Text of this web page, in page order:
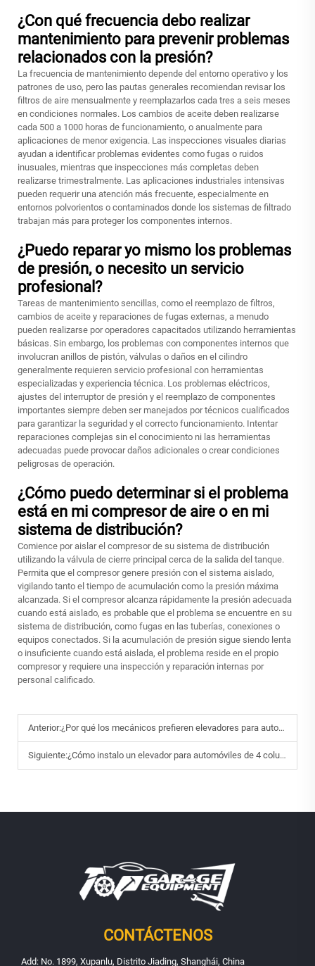
¿Con qué frecuencia debo realizar
mantenimiento para prevenir problemas
relacionados con la presión?
La frecuencia de mantenimiento depende del entorno operativo y los
patrones de uso, pero las pautas generales recomiendan revisar los
filtros de aire mensualmente y reemplazarlos cada tres a seis meses
en condiciones normales. Los cambios de aceite deben realizarse
cada 500 a 1000 horas de funcionamiento, o anualmente para
aplicaciones de menor exigencia. Las inspecciones visuales diarias
ayudan a identificar problemas evidentes como fugas o ruidos
inusuales, mientras que inspecciones más completas deben
realizarse trimestralmente. Las aplicaciones industriales intensivas
pueden requerir una atención más frecuente, especialmente en
entornos polvorientos o contaminados donde los sistemas de filtrado
trabajan más para proteger los componentes internos.
¿Puedo reparar yo mismo los problemas
de presión, o necesito un servicio
profesional?
Tareas de mantenimiento sencillas, como el reemplazo de filtros,
cambios de aceite y reparaciones de fugas externas, a menudo
pueden realizarse por operadores capacitados utilizando herramientas
básicas. Sin embargo, los problemas con componentes internos que
involucran anillos de pistón, válvulas o daños en el cilindro
generalmente requieren servicio profesional con herramientas
especializadas y experiencia técnica. Los problemas eléctricos,
ajustes del interruptor de presión y el reemplazo de componentes
importantes siempre deben ser manejados por técnicos cualificados
para garantizar la seguridad y el correcto funcionamiento. Intentar
reparaciones complejas sin el conocimiento ni las herramientas
adecuadas puede provocar daños adicionales o crear condiciones
peligrosas de operación.
¿Cómo puedo determinar si el problema
está en mi compresor de aire o en mi
sistema de distribución?
Comience por aislar el compresor de su sistema de distribución
utilizando la válvula de cierre principal cerca de la salida del tanque.
Permita que el compresor genere presión con el sistema aislado,
vigilando tanto el tiempo de acumulación como la presión máxima
alcanzada. Si el compresor alcanza rápidamente la presión adecuada
cuando está aislado, es probable que el problema se encuentre en su
sistema de distribución, como fugas en las tuberías, conexiones o
equipos conectados. Si la acumulación de presión sigue siendo lenta
o insuficiente cuando está aislada, el problema reside en el propio
compresor y requiere una inspección y reparación internas por
personal calificado.
Anterior:¿Por qué los mecánicos prefieren elevadores para automóviles de 4 columnas en 2025?
Siguiente:¿Cómo instalo un elevador para automóviles de 4 columnas en mi garaje?
CONTÁCTENOS
Add: No. 1899, Xupanlu, Distrito Jiading, Shanghái, China